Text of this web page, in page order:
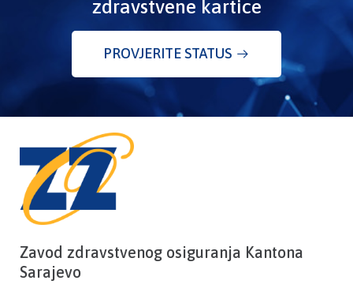
zdravstvene kartice
PROVJERITE STATUS
Zavod zdravstvenog osiguranja Kantona
Sarajevo